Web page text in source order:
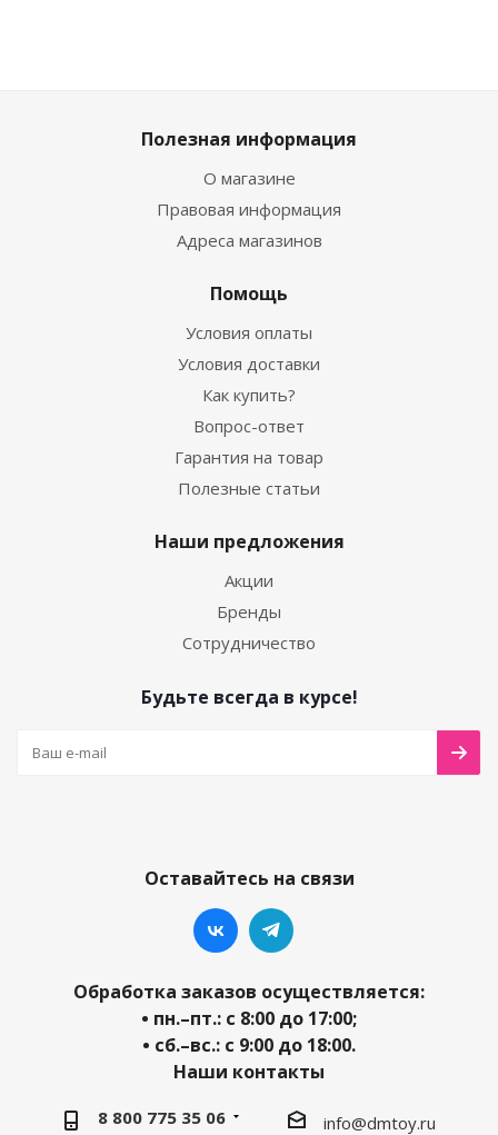
Полезная информация
О магазине
Правовая информация
Адреса магазинов
Помощь
Условия оплаты
Условия доставки
Как купить?
Вопрос-ответ
Гарантия на товар
Полезные статьи
Наши предложения
Акции
Бренды
Сотрудничество
Будьте всегда в курсе!
Оставайтесь на связи
Обработка заказов осуществляется:
• пн.–пт.: с 8:00 до 17:00;
• сб.–вс.: с 9:00 до 18:00.
Наши контакты
8 800 775 35 06 info@dmtoy.ru